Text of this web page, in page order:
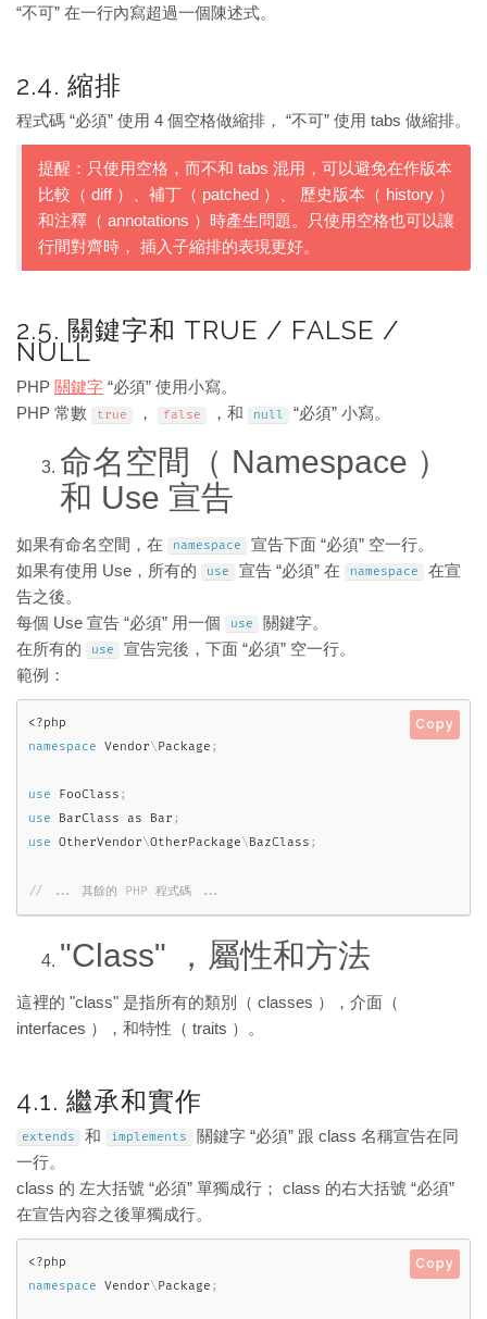
“不可” 在一行內寫超過一個陳述式。
2.4. 縮排
程式碼 “必須” 使用 4 個空格做縮排， “不可” 使用 tabs 做縮排。
提醒：只使用空格，而不和 tabs 混用，可以避免在作版本
比較（ diff ）、補丁（ patched ）、 歷史版本（ history ）
和注釋（ annotations ）時產生問題。只使用空格也可以讓
行間對齊時， 插入子縮排的表現更好。
2.5. 關鍵字和 TRUE / FALSE /
NULL
PHP 關鍵字 “必須” 使用小寫。
PHP 常數
true ， false ，和 null “必須” 小寫。
命名空間（ Namespace ）
和 Use 宣告
如果有命名空間，在 namespace
宣告下面 “必須” 空一行。
如果有使用 Use，所有的
use 宣告 “必須” 在 namespace
在宣
告之後。
每個 Use 宣告 “必須” 用一個
use
關鍵字。
在所有的
use
宣告完後，下面 “必須” 空一行。
範例：
<?php
namespace
Vendor\ Package ;
use FooClass ;
use
BarClass as Bar ;
use
OtherVendor\OtherPackage\ BazClass ;
Copy
"Class" ，屬性和方法
這裡的 "class" 是指所有的類別（ classes ），介面（
interfaces ），和特性（ traits ）。
4.1. 繼承和實作
extends 和 implements
關鍵字 “必須” 跟 class 名稱宣告在同
一行。
class 的 左大括號 “必須” 單獨成行； class 的右大括號 “必須”
在宣告內容之後單獨成行。
<?php
namespace
Vendor\Package ;
Copy